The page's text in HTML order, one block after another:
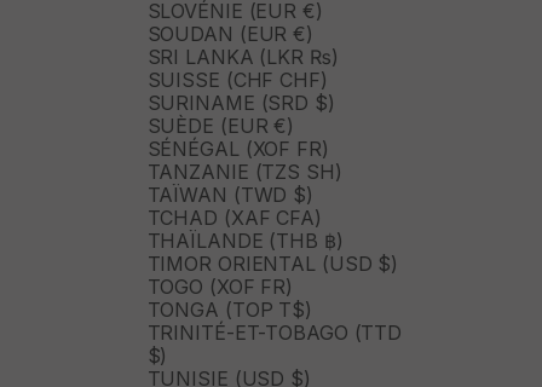
SLOVÉNIE (EUR €)
SOUDAN (EUR €)
SRI LANKA (LKR ₨)
SUISSE (CHF CHF)
SURINAME (SRD $)
SUÈDE (EUR €)
SÉNÉGAL (XOF FR)
TANZANIE (TZS SH)
TAÏWAN (TWD $)
TCHAD (XAF CFA)
THAÏLANDE (THB ฿)
TIMOR ORIENTAL (USD $)
TOGO (XOF FR)
TONGA (TOP T$)
TRINITÉ-ET-TOBAGO (TTD
$)
TUNISIE (USD $)